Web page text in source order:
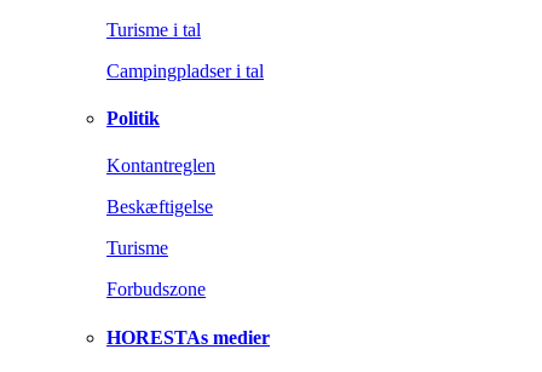
Turisme i tal
Campingpladser i tal
Politik
Kontantreglen
Beskæftigelse
Turisme
Forbudszone
HORESTAs medier